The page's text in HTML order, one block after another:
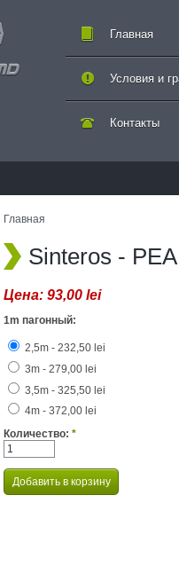
Главная
Контакты
Условия и
Главная
Sinteros -
Цена: 93,00 lei
1m пагонный:
2,5m - 232,50 lei
3m - 279,00 lei
3,5m - 325,50 lei
4m - 372,00 lei
Количество: *